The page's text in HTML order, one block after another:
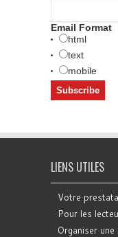
Email Format
html
text
mobile
LIENS UTILES
Votre
Pour les
Organiser